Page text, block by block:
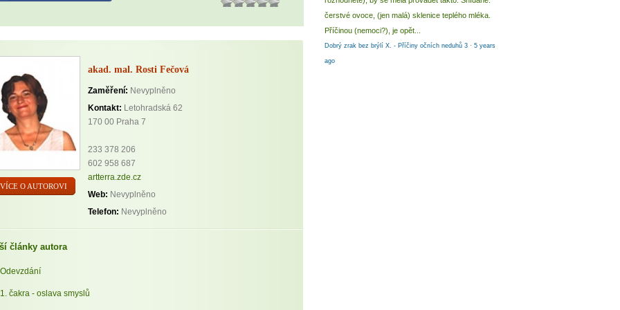
VÍCE O AUTOROVI
akad. mal. Rosti Fečová
Zaměření: Nevyplněno
Kontakt: Letohradská 62
170 00 Praha 7
233 378 206
602 958 687
artterra.zde.cz
Web: Nevyplněno
Telefon: Nevyplněno
články autora
Odevzdání
1. čakra - oslava smyslů
čerstvé ovoce, (jen malá) sklenice teplého mléka.
Příčinou (nemoci?), je opět...
Dobrý zrak bez brýlí X. - Příčiny očních neduhů 3 · 5 years
ago